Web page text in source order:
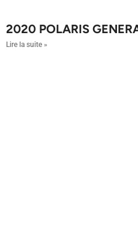
2020 POLARIS
Lire la suite »